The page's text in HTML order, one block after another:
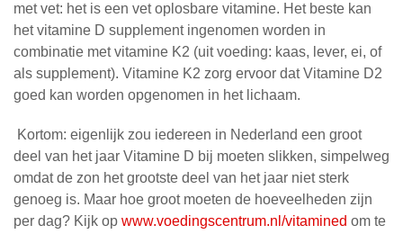
met vet: het is een vet oplosbare vitamine. Het beste kan
het vitamine D supplement ingenomen worden in
combinatie met vitamine K2 (uit voeding: kaas, lever, ei, of
als supplement). Vitamine K2 zorg ervoor dat Vitamine D2
goed kan worden opgenomen in het lichaam.
Kortom: eigenlijk zou iedereen in Nederland een groot
deel van het jaar Vitamine D bij moeten slikken, simpelweg
omdat de zon het grootste deel van het jaar niet sterk
genoeg is. Maar hoe groot moeten de hoeveelheden zijn
per dag? Kijk op www.voedingscentrum.nl/vitamined om te